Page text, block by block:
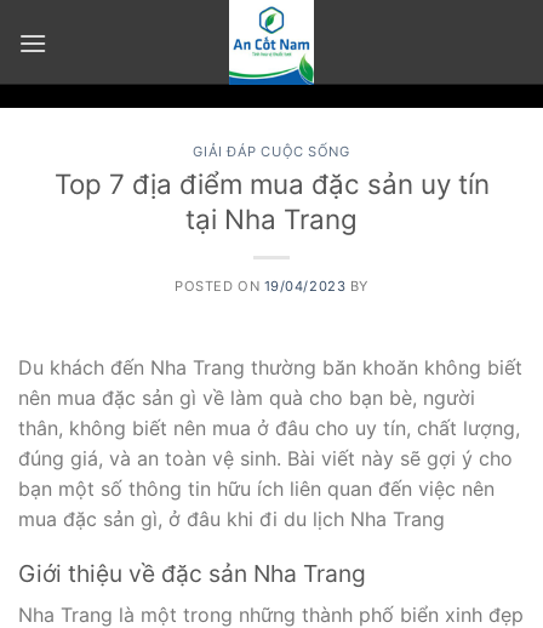
GIẢI ĐÁP CUỘC SỐNG
Top 7 địa điểm mua đặc sản uy tín
tại Nha Trang
POSTED ON 19/04/2023 BY
Du khách đến Nha Trang thường băn khoăn không biết
nên mua đặc sản gì về làm quà cho bạn bè, người
thân, không biết nên mua ở đâu cho uy tín, chất lượng,
đúng giá, và an toàn vệ sinh. Bài viết này sẽ gợi ý cho
bạn một số thông tin hữu ích liên quan đến việc nên
mua đặc sản gì, ở đâu khi đi du lịch Nha Trang
Giới thiệu về đặc sản Nha Trang
Nha Trang là một trong những thành phố biển xinh đẹp